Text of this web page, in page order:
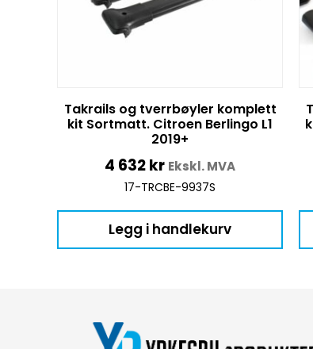
Takrails og tverrbøyler komplett
kit Sortmatt. Citroen Berlingo L1
2019+
4 632kr Ekskl. MVA
17-TRCBE-9937S
Legg i handlekurv